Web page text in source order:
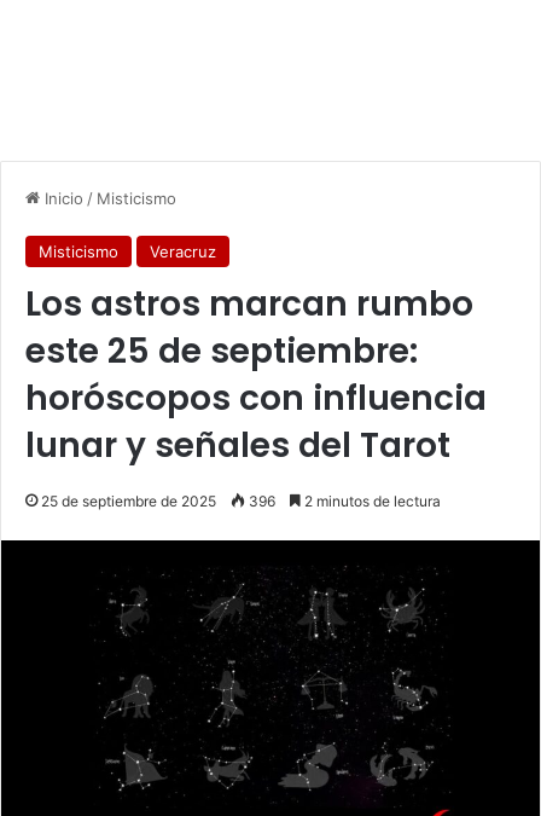
Inicio / Misticismo
Misticismo Veracruz
Los astros marcan rumbo
este 25 de septiembre:
horóscopos con influencia
lunar y señales del Tarot
25 de septiembre de 2025 396 2 minutos de lectura